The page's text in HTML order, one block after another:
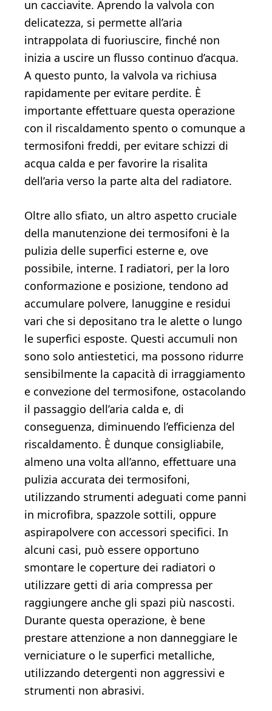
un cacciavite. Aprendo la valvola con
delicatezza, si permette all’aria
intrappolata di fuoriuscire, finché non
inizia a uscire un flusso continuo d’acqua.
A questo punto, la valvola va richiusa
rapidamente per evitare perdite. È
importante effettuare questa operazione
con il riscaldamento spento o comunque a
termosifoni freddi, per evitare schizzi di
acqua calda e per favorire la risalita
dell’aria verso la parte alta del radiatore.
Oltre allo sfiato, un altro aspetto cruciale
della manutenzione dei termosifoni è la
pulizia delle superfici esterne e, ove
possibile, interne. I radiatori, per la loro
conformazione e posizione, tendono ad
accumulare polvere, lanuggine e residui
vari che si depositano tra le alette o lungo
le superfici esposte. Questi accumuli non
sono solo antiestetici, ma possono ridurre
sensibilmente la capacità di irraggiamento
e convezione del termosifone, ostacolando
il passaggio dell’aria calda e, di
conseguenza, diminuendo l’efficienza del
riscaldamento. È dunque consigliabile,
almeno una volta all’anno, effettuare una
pulizia accurata dei termosifoni,
utilizzando strumenti adeguati come panni
in microfibra, spazzole sottili, oppure
aspirapolvere con accessori specifici. In
alcuni casi, può essere opportuno
smontare le coperture dei radiatori o
utilizzare getti di aria compressa per
raggiungere anche gli spazi più nascosti.
Durante questa operazione, è bene
prestare attenzione a non danneggiare le
verniciature o le superfici metalliche,
utilizzando detergenti non aggressivi e
strumenti non abrasivi.